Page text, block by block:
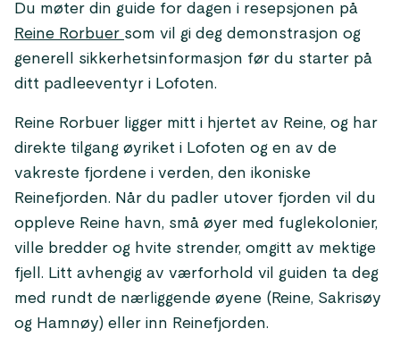
Du møter din guide for dagen i resepsjonen på
Reine Rorbuer som vil gi deg demonstrasjon og
generell sikkerhetsinformasjon før du starter på
ditt padleeventyr i Lofoten.
Reine Rorbuer ligger mitt i hjertet av Reine, og har
direkte tilgang øyriket i Lofoten og en av de
vakreste fjordene i verden, den ikoniske
Reinefjorden. Når du padler utover fjorden vil du
oppleve Reine havn, små øyer med fuglekolonier,
ville bredder og hvite strender, omgitt av mektige
fjell. Litt avhengig av værforhold vil guiden ta deg
med rundt de nærliggende øyene (Reine, Sakrisøy
og Hamnøy) eller inn Reinefjorden.